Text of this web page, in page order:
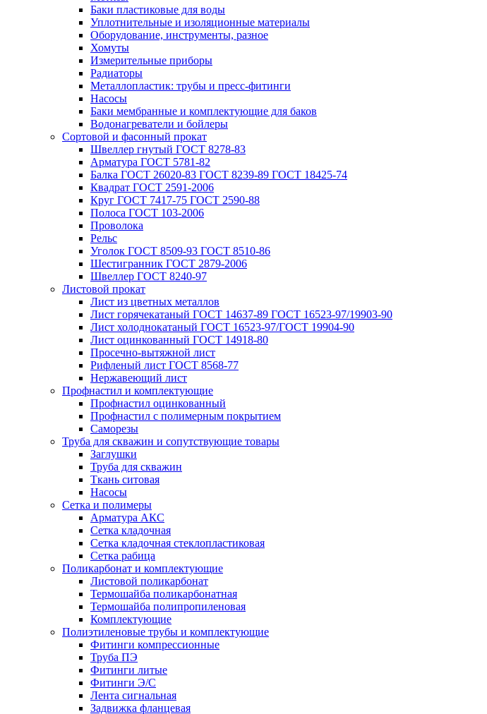
Баки пластиковые для воды
Уплотнительные и изоляционные материалы
Оборудование, инструменты, разное
Хомуты
Измерительные приборы
Радиаторы
Металлопластик: трубы и пресс-фитинги
Насосы
Баки мембранные и комплектующие для баков
Водонагреватели и бойлеры
Сортовой и фасонный прокат
Швеллер гнутый ГОСТ 8278-83
Арматура ГОСТ 5781-82
Балка ГОСТ 26020-83 ГОСТ 8239-89 ГОСТ 18425-74
Квадрат ГОСТ 2591-2006
Круг ГОСТ 7417-75 ГОСТ 2590-88
Полоса ГОСТ 103-2006
Проволока
Рельс
Уголок ГОСТ 8509-93 ГОСТ 8510-86
Шестигранник ГОСТ 2879-2006
Швеллер ГОСТ 8240-97
Листовой прокат
Лист из цветных металлов
Лист горячекатаный ГОСТ 14637-89 ГОСТ 16523-97/19903-90
Лист холоднокатаный ГОСТ 16523-97/ГОСТ 19904-90
Лист оцинкованный ГОСТ 14918-80
Просечно-вытяжной лист
Рифленый лист ГОСТ 8568-77
Нержавеющий лист
Профнастил и комплектующие
Профнастил оцинкованный
Профнастил с полимерным покрытием
Саморезы
Труба для скважин и сопутствующие товары
Заглушки
Труба для скважин
Ткань ситовая
Насосы
Сетка и полимеры
Арматура АКС
Сетка кладочная
Сетка кладочная стеклопластиковая
Сетка рабица
Поликарбонат и комплектующие
Листовой поликарбонат
Термошайба поликарбонатная
Термошайба полипропиленовая
Комплектующие
Полиэтиленовые трубы и комплектующие
Фитинги компрессионные
Труба ПЭ
Фитинги литые
Фитинги Э/С
Лента сигнальная
Задвижка фланцевая